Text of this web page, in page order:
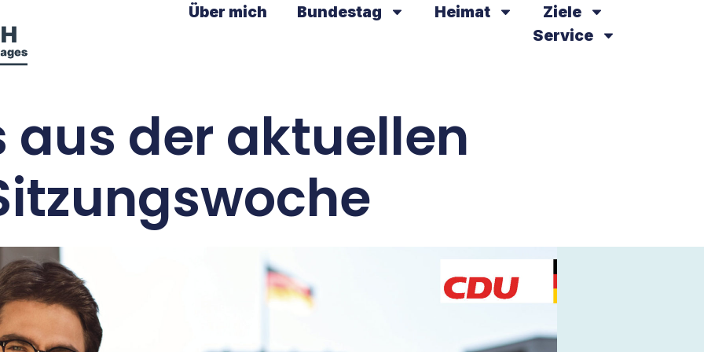
Über mich Bundestag Heimat
Ziele
Service
aus der aktuellen